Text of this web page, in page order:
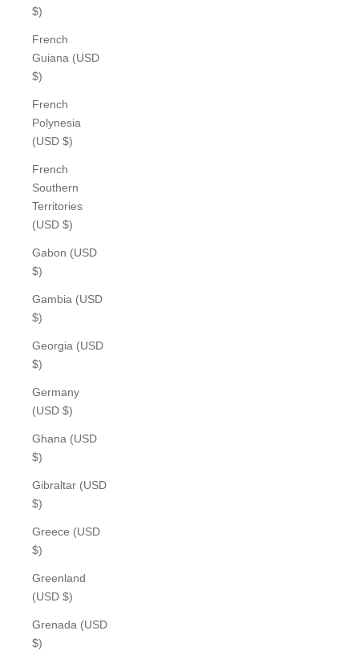
$)
French
Guiana (USD
$)
French
Polynesia
(USD $)
French
Southern
Territories
(USD $)
Gabon (USD
$)
Gambia (USD
$)
Georgia (USD
$)
Germany
(USD $)
Ghana (USD
$)
Gibraltar (USD
$)
Greece (USD
$)
Greenland
(USD $)
Grenada (USD
$)